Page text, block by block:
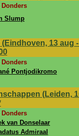
Donders
Slump
13 aug
Donders
Pontjodikromo
(Leiden,
Donders
van Donselaar
Admiraal